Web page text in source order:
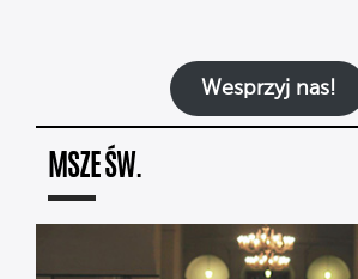
Wesprzyj nas!
MSZE ŚW.